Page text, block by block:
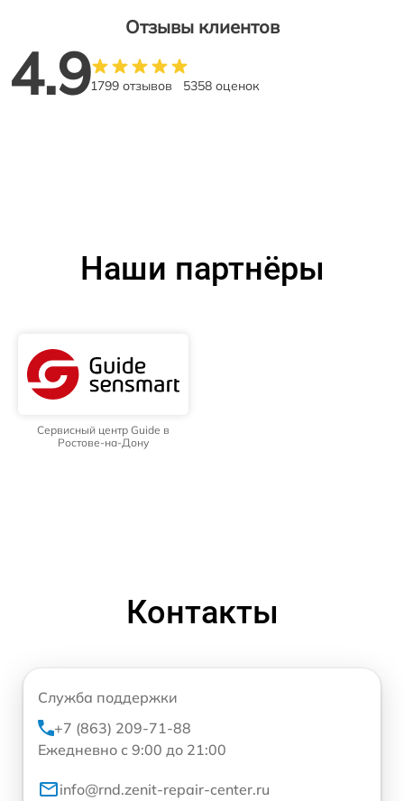
Отзывы клиентов
4.91799 отзывов 5358 оценок
Наши партнёры
Сервисный центр Guide в
Ростове-на-Дону
Контакты
Служба поддержки
+7 (863) 209-71-88
Ежедневно с 9:00 до 21:00
info@rnd.zenit-repair-center.ru